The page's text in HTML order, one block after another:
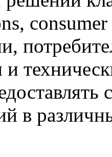
и
в